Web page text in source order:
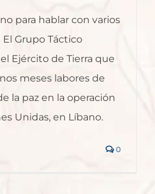
para hablar con varios
Grupo Táctico
Ejército de Tierra que
meses labores de
la paz en la operación
Unidas, en Líbano.
0